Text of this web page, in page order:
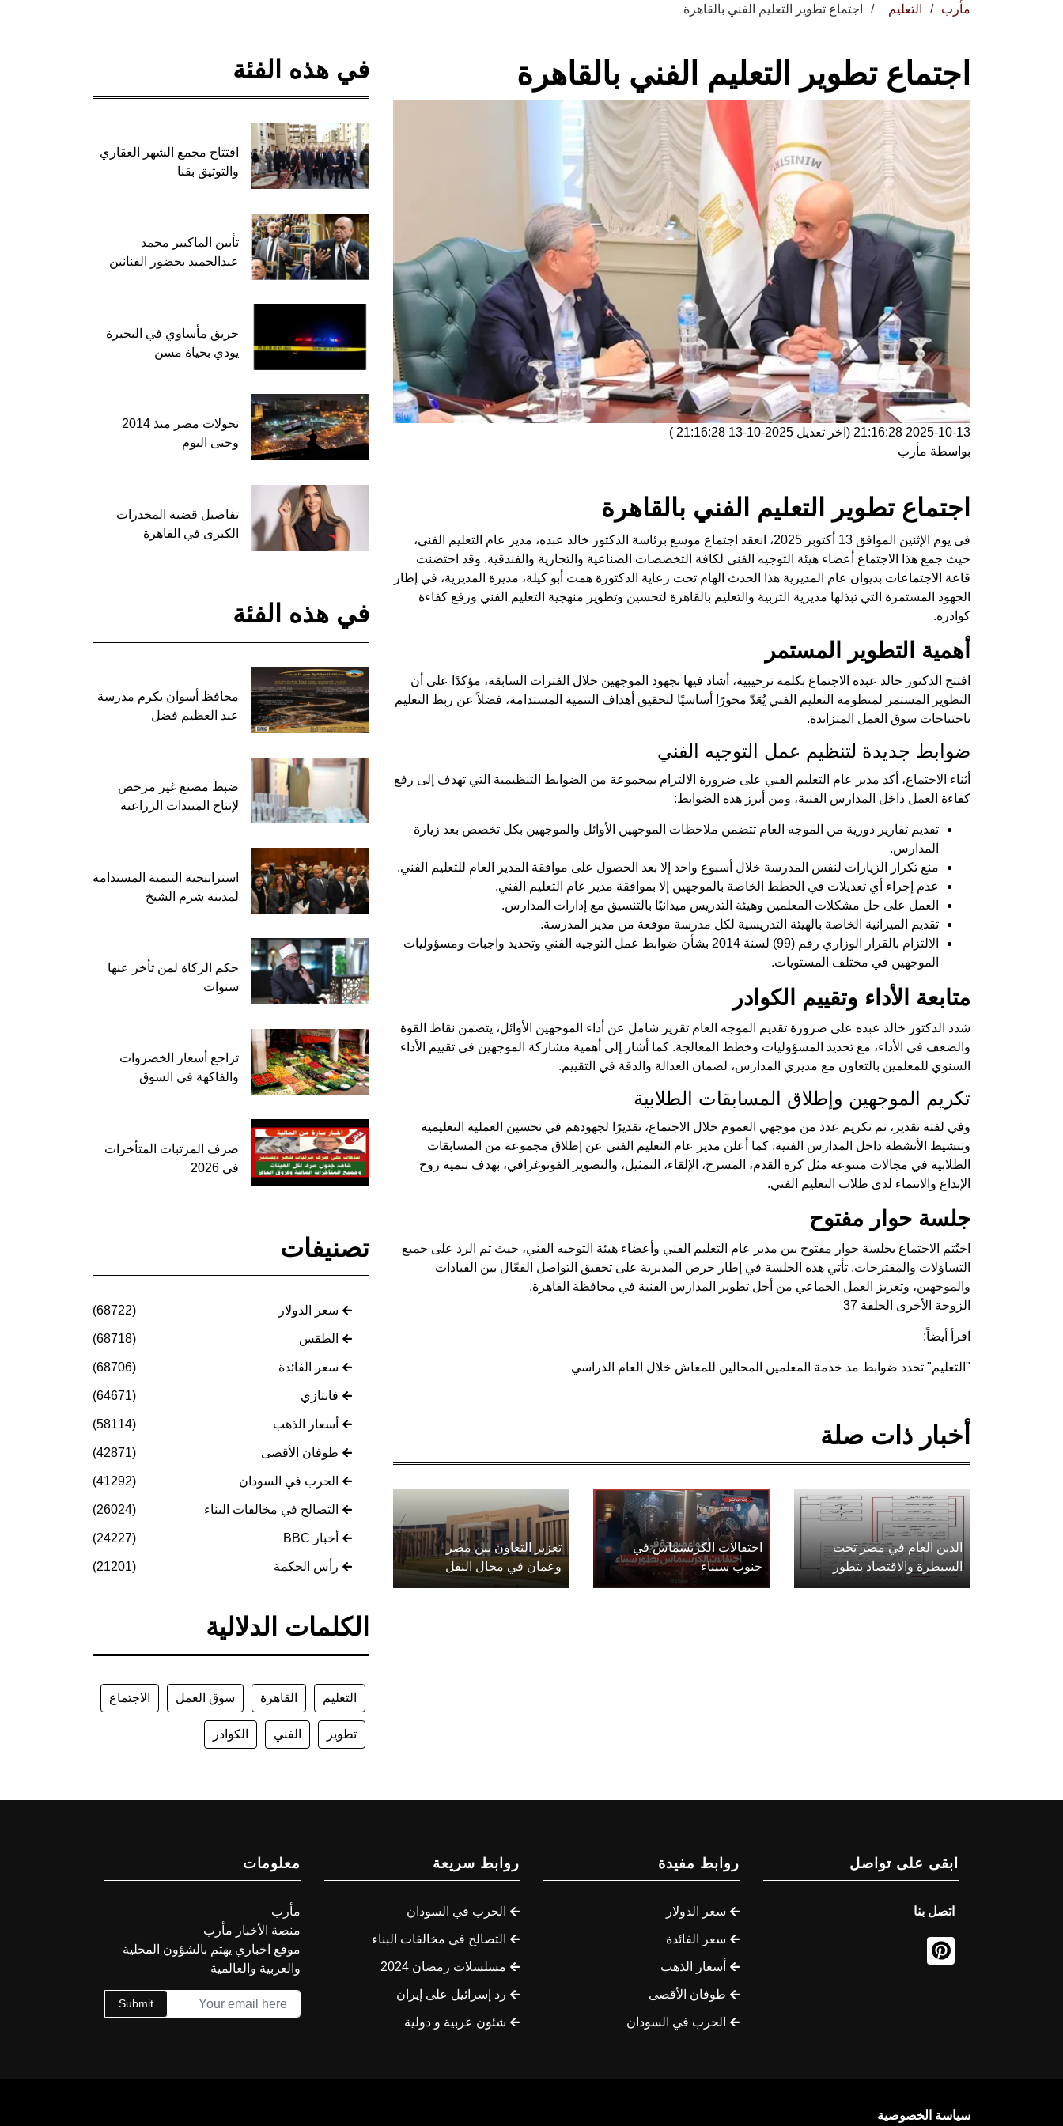
مأرب التعليم اجتماع تطوير التعليم الفني بالقاهرة
اجتماع تطوير التعليم الفني بالقاهرة
2025-10-13 21:16:28 (اخر تعديل 2025-10-13 21:16:28
)
بواسطة مأرب
اجتماع تطوير التعليم الفني بالقاهرة
في يوم الإثنين الموافق 13 أكتوبر 2025، انعقد اجتماع موسع برئاسة الدكتور خالد عبده، مدير عام التعليم الفني،
حيث جمع هذا الاجتماع أعضاء هيئة التوجيه الفني لكافة التخصصات الصناعية والتجارية والفندقية. وقد احتضنت
قاعة الاجتماعات بديوان عام المديرية هذا الحدث الهام تحت رعاية الدكتورة همت أبو كيلة، مديرة المديرية، في إطار
الجهود المستمرة التي تبذلها مديرية التربية والتعليم بالقاهرة لتحسين وتطوير منهجية التعليم الفني ورفع كفاءة
كوادره.
أهمية التطوير المستمر
افتتح الدكتور خالد عبده الاجتماع بكلمة ترحيبية، أشاد فيها بجهود الموجهين خلال الفترات السابقة، مؤكدًا على أن
التطوير المستمر لمنظومة التعليم الفني يُعَدّ محورًا أساسيًا لتحقيق أهداف التنمية المستدامة، فضلاً عن ربط التعليم
باحتياجات سوق العمل المتزايدة.
ضوابط جديدة لتنظيم عمل التوجيه الفني
أثناء الاجتماع، أكد مدير عام التعليم الفني على ضرورة الالتزام بمجموعة من الضوابط التنظيمية التي تهدف إلى رفع
كفاءة العمل داخل المدارس الفنية، ومن أبرز هذه الضوابط:
تقديم تقارير دورية من الموجه العام تتضمن ملاحظات الموجهين الأوائل والموجهين بكل تخصص بعد زيارة
المدارس.
منع تكرار الزيارات لنفس المدرسة خلال أسبوع واحد إلا بعد الحصول على موافقة المدير العام للتعليم الفني.
عدم إجراء أي تعديلات في الخطط الخاصة بالموجهين إلا بموافقة مدير عام التعليم الفني.
العمل على حل مشكلات المعلمين وهيئة التدريس ميدانيًا بالتنسيق مع إدارات المدارس.
تقديم الميزانية الخاصة بالهيئة التدريسية لكل مدرسة موقعة من مدير المدرسة.
الالتزام بالقرار الوزاري رقم (99) لسنة 2014 بشأن ضوابط عمل التوجيه الفني وتحديد واجبات ومسؤوليات
الموجهين في مختلف المستويات.
متابعة الأداء وتقييم الكوادر
شدد الدكتور خالد عبده على ضرورة تقديم الموجه العام تقرير شامل عن أداء الموجهين الأوائل، يتضمن نقاط القوة
والضعف في الأداء، مع تحديد المسؤوليات وخطط المعالجة. كما أشار إلى أهمية مشاركة الموجهين في تقييم الأداء
السنوي للمعلمين بالتعاون مع مديري المدارس، لضمان العدالة والدقة في التقييم.
تكريم الموجهين وإطلاق المسابقات الطلابية
وفي لفتة تقدير، تم تكريم عدد من موجهي العموم خلال الاجتماع، تقديرًا لجهودهم في تحسين العملية التعليمية
وتنشيط الأنشطة داخل المدارس الفنية. كما أعلن مدير عام التعليم الفني عن إطلاق مجموعة من المسابقات
الطلابية في مجالات متنوعة مثل كرة القدم، المسرح، الإلقاء، التمثيل، والتصوير الفوتوغرافي، بهدف تنمية روح
الإبداع والانتماء لدى طلاب التعليم الفني.
جلسة حوار مفتوح
اختُتم الاجتماع بجلسة حوار مفتوح بين مدير عام التعليم الفني وأعضاء هيئة التوجيه الفني، حيث تم الرد على جميع
التساؤلات والمقترحات. تأتي هذه الجلسة في إطار حرص المديرية على تحقيق التواصل الفعّال بين القيادات
والموجهين، وتعزيز العمل الجماعي من أجل تطوير المدارس الفنية في محافظة القاهرة.
الزوجة الأخرى الحلقة 37
اقرأ أيضاً:
"التعليم" تحدد ضوابط مد خدمة المعلمين المحالين للمعاش خلال العام الدراسي
أخبار ذات صلة
الدين العام في مصر تحت
السيطرة والاقتصاد يتطور
احتفالات الكريسماس في
جنوب سيناء
تعزيز التعاون بين مصر
وعمان في مجال النقل
في هذه الفئة
افتتاح مجمع الشهر العقاري
والتوثيق بقنا
تأبين الماكيير محمد
عبدالحميد بحضور الفنانين
حريق مأساوي في البحيرة
يودي بحياة مسن
تحولات مصر منذ 2014
وحتى اليوم
تفاصيل قضية المخدرات
الكبرى في القاهرة
في هذه الفئة
محافظ أسوان يكرم مدرسة
عبد العظيم فضل
ضبط مصنع غير مرخص
لإنتاج المبيدات الزراعية
استراتيجية التنمية المستدامة
لمدينة شرم الشيخ
حكم الزكاة لمن تأخر عنها
سنوات
تراجع أسعار الخضروات
والفاكهة في السوق
صرف المرتبات المتأخرات
في 2026
تصنيفات
سعر الدولار (68722)
الطقس (68718)
سعر الفائدة (68706)
فانتازي (64671)
أسعار الذهب (58114)
طوفان الأقصى (42871)
الحرب في السودان (41292)
التصالح في مخالفات البناء (26024)
أخبار BBC (24227)
رأس الحكمة (21201)
الكلمات الدلالية
التعليم القاهرة سوق العمل الاجتماع
تطوير الفني الكوادر
ابقى على تواصل
اتصل بنا
روابط مفيدة
سعر الدولار
سعر الفائدة
أسعار الذهب
طوفان الأقصى
الحرب في السودان
روابط سريعة
الحرب في السودان
التصالح في مخالفات البناء
مسلسلات رمضان 2024
رد إسرائيل على إيران
شئون عربية و دولية
معلومات
مأرب
منصة الأخبار مأرب
موقع اخباري يهتم بالشؤون المحلية
والعربية والعالمية
Submit
سياسة الخصوصية